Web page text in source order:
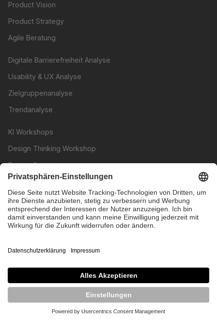
Product Vision
Product Strategy
Agile Beratung
Digitale Barrierefreiheit Analyse
Usability & UX Analyse
Zielgruppenanalyse
Trendanalyse
KI Workshops
Design Thinking Workshop
Design Sprints
Customer Journey Workshop
Persona Workshop
Nudging Workshop
Branding Workshop
UX / UI Design
Design System Entwicklung
User Research
Markenkommunikation